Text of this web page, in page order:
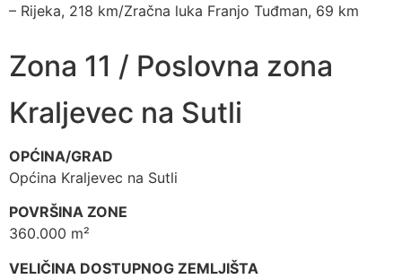
– Rijeka, 218 km/Zračna luka Franjo Tuđman, 69 km
Zona 11 / Poslovna zona
Kraljevec na Sutli
OPĆINA/GRAD
Općina Kraljevec na Sutli
POVRŠINA ZONE
360.000 m²
VELIČINA DOSTUPNOG ZEMLJIŠTA